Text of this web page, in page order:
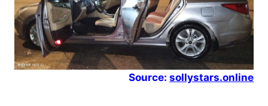
Source: sollystars.online